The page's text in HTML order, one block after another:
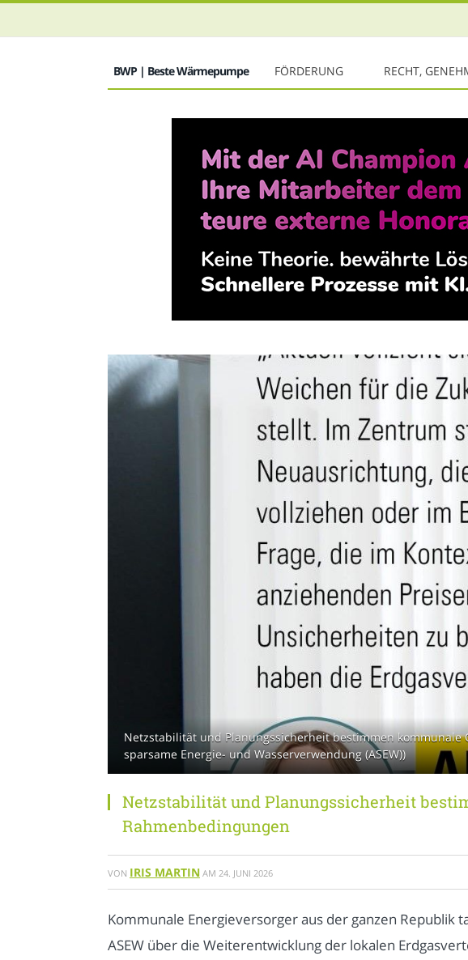
BWP | Beste Wärmepumpe FÖRDERUNG RECHT,
Netzstabilität und Planungssicherheit bestimmen
sparsame Energie- und Wasserverwendung (ASEW))
Netzstabilität und Planungssicherheit
Rahmenbedingungen
VON IRIS MARTIN AM 24. JUNI 2026
Kommunale Energieversorger aus der ganzen Republik
ASEW über die Weiterentwicklung der lokalen